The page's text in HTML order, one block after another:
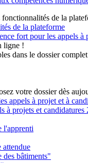
de la
de la plateforme
fort pour les appels à
ligne !
dans le dossier
votre dossier dès
appels à projet et à
à projets et candidatures
l'apprenti
attendue
bâtiments"